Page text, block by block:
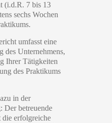
(i.d.R. 7 bis 13
sechs Wochen
.
umfasst eine
des Unternehmens,
Ihrer Tätigkeiten
des Praktikums
in der
Der betreuende
die erfolgreiche